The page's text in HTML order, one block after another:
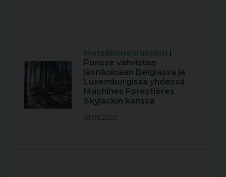
Metsäkoneurakointi |
Ponsse vahvistaa
läsnäoloaan Belgiassa ja
Luxemburgissa yhdessä
Machines Forestières
Skyjackin kanssa
01.08.2026